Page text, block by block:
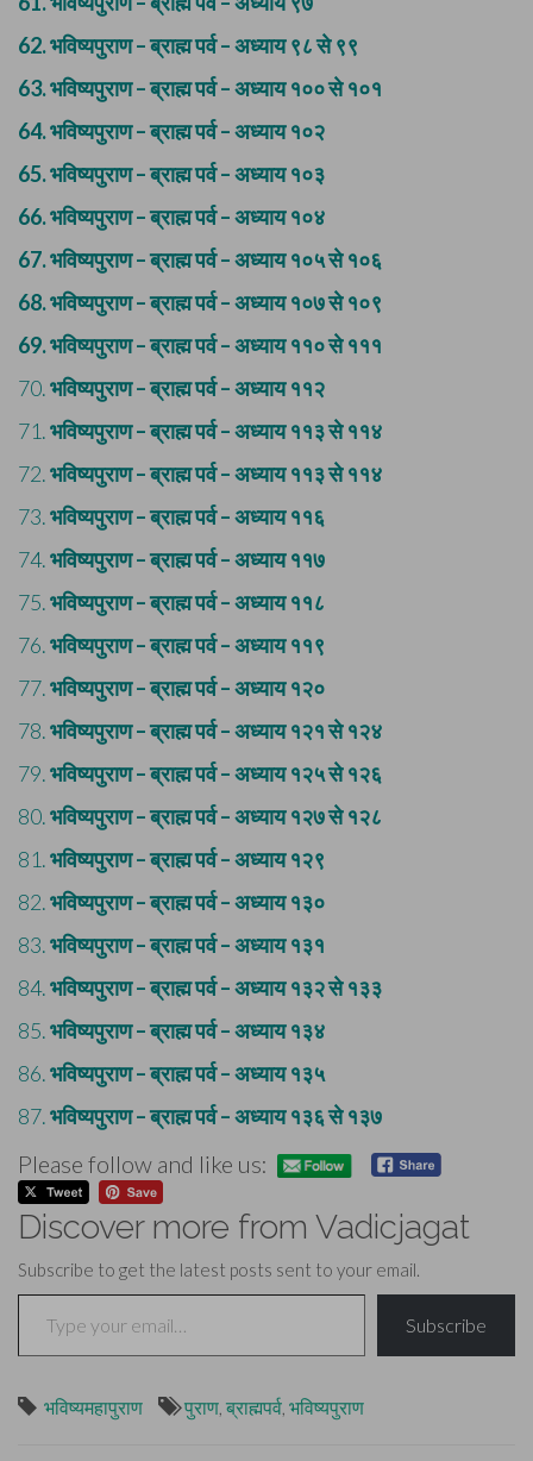
62.भविष्यपुराण – ब्राह्म पर्व – अध्याय ९८ से ९९
63.भविष्यपुराण – ब्राह्म पर्व – अध्याय १०० से १०१
64.भविष्यपुराण – ब्राह्म पर्व – अध्याय १०२
65.भविष्यपुराण – ब्राह्म पर्व – अध्याय १०३
66.भविष्यपुराण – ब्राह्म पर्व – अध्याय १०४
67.भविष्यपुराण – ब्राह्म पर्व – अध्याय १०५ से १०६
68.भविष्यपुराण – ब्राह्म पर्व – अध्याय १०७ से १०९
69.भविष्यपुराण – ब्राह्म पर्व – अध्याय ११० से १११
70.भविष्यपुराण – ब्राह्म पर्व – अध्याय ११२
71.भविष्यपुराण – ब्राह्म पर्व – अध्याय ११३ से ११४
72.भविष्यपुराण – ब्राह्म पर्व – अध्याय ११३ से ११४
73.भविष्यपुराण – ब्राह्म पर्व – अध्याय ११६
74.भविष्यपुराण – ब्राह्म पर्व – अध्याय ११७
75.भविष्यपुराण – ब्राह्म पर्व – अध्याय ११८
76.भविष्यपुराण – ब्राह्म पर्व – अध्याय ११९
77.भविष्यपुराण – ब्राह्म पर्व – अध्याय १२०
78.भविष्यपुराण – ब्राह्म पर्व – अध्याय १२१ से १२४
79.भविष्यपुराण – ब्राह्म पर्व – अध्याय १२५ से १२६
80.भविष्यपुराण – ब्राह्म पर्व – अध्याय १२७ से १२८
81.भविष्यपुराण – ब्राह्म पर्व – अध्याय १२९
82.भविष्यपुराण – ब्राह्म पर्व – अध्याय १३०
83.भविष्यपुराण – ब्राह्म पर्व – अध्याय १३१
84.भविष्यपुराण – ब्राह्म पर्व – अध्याय १३२ से १३३
85.भविष्यपुराण – ब्राह्म पर्व – अध्याय १३४
86.भविष्यपुराण – ब्राह्म पर्व – अध्याय १३५
87.भविष्यपुराण – ब्राह्म पर्व – अध्याय १३६ से १३७
Please follow and like us:
Discover more from Vadicjagat
Subscribe to get the latest posts sent to your email.
Type your email…
Subscribe
भविष्यमहापुराण पुराण ब्राह्मपर्व भविष्यपुराण